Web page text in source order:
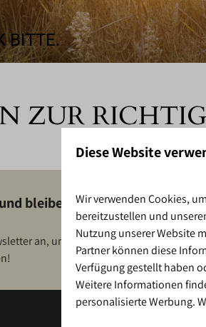
BITTE.
ZUR
bleiben Sie auf dem
an, um Neuigkeiten und
Diese Website
Wir verwenden Cookies,
bereitzustellen und
Nutzung unserer Website
Partner können diese
Verfügung gestellt haben
Weitere Informationen
personalisierte Werbung.